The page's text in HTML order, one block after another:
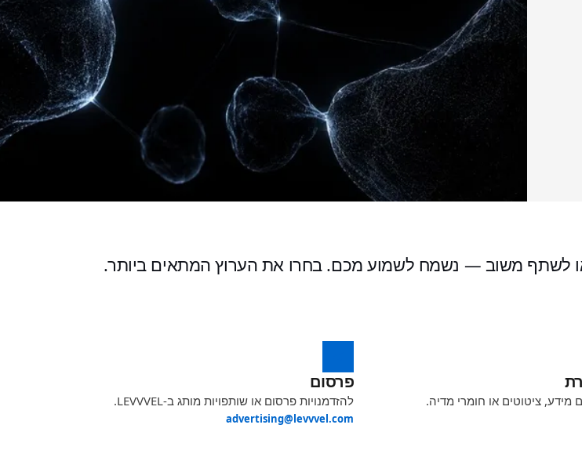
לשתף משוב — נשמח לשמוע מכם. בחרו את הערוץ המתאים ביותר.
מידע, ציטוטים או חומרי מדיה.
פרסום
להזדמנויות פרסום או שותפויות מותג ב-LEVVVEL.
advertising@levvvel.com